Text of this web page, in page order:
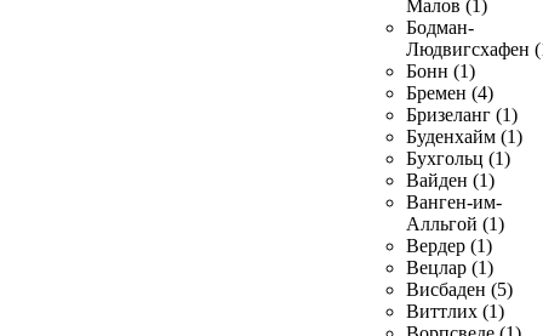
Малов (1)
Бодман-
Людвигсхафен
Бонн (1)
Бремен (4)
Бризеланг (1)
Буденхайм (1)
Бухгольц (1)
Вайден (1)
Ванген-им-
Алльгой (1)
Вердер (1)
Вецлар (1)
Висбаден (5)
Виттлих (1)